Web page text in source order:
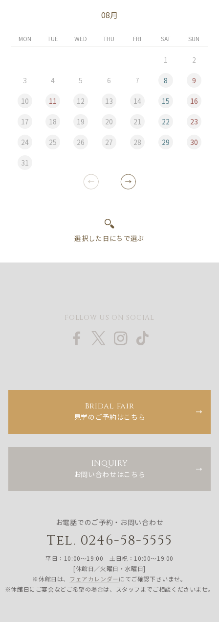
08月
MON TUE WED THU FRI SAT SUN
1 2
3 4 5 6 7 8 9
10 11 12 13 14 15 16
17 18 19 20 21 22 23
24 25 26 27 28 29 30
31
FOLLOW US ON SOCIAL
Bridal fair
見学のご予約はこちら
INQUIRY
お問い合わせはこちら
お電話でのご予約・お問い合わせ
Tel. 0246-58-5555
平日：10:00〜19:00 土日祝：10:00〜19:00
[休館日／火曜日・水曜日]
※休館日は、 フェアカレンダーにてご確認下さいませ。
※休館日にご宴会などご希望の場合は、スタッフまでご相談くださいませ。